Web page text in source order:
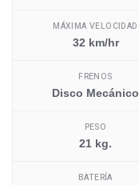
MÁXIMA VELOCIDAD
32 km/hr
FRENOS
Disco Mecánico
PESO
21 kg.
BATERÍA